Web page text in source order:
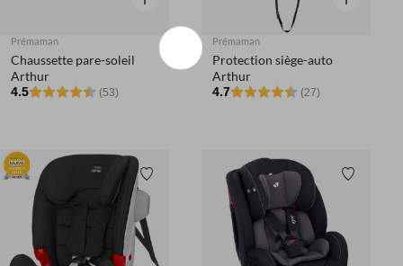
Prémaman
Chaussette pare-soleil
Arthur
4.5 (53)
Prémaman
Protection siège-auto
Arthur
4.7 (27)
Liste de souhaits Liste de